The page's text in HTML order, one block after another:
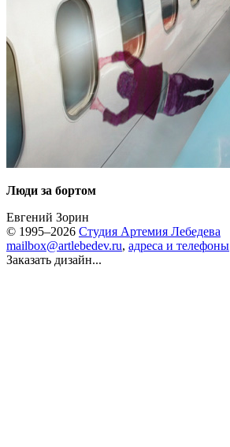
Люди за бортом
Евгений Зорин
© 1995–2026 Студия Артемия Лебедева
mailbox@artlebedev.ru, адреса и телефоны
Заказать дизайн...